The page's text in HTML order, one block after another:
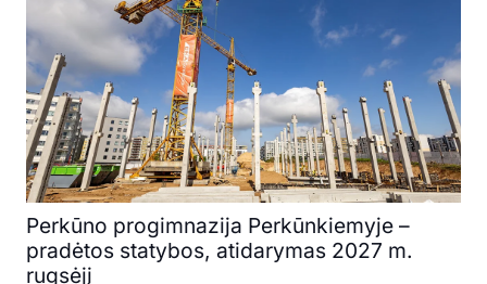
Perkūno progimnazija Perkūnkiemyje –
pradėtos statybos, atidarymas 2027 m.
rugsėjį